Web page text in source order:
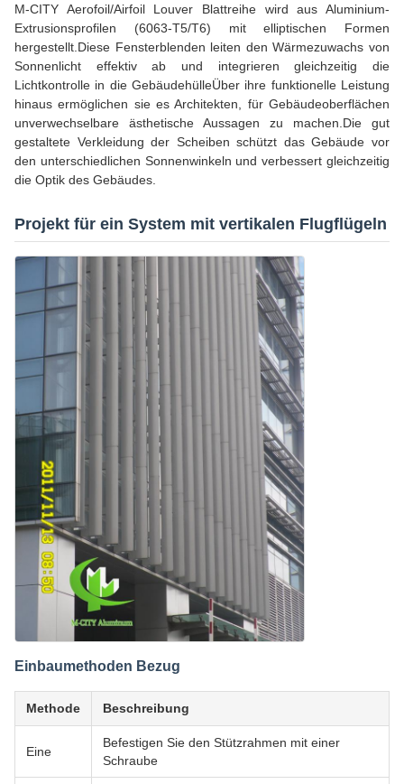
M-CITY Aerofoil/Airfoil Louver Blattreihe wird aus Aluminium-
Extrusionsprofilen (6063-T5/T6) mit elliptischen Formen
hergestellt.Diese Fensterblenden leiten den Wärmezuwachs von
Sonnenlicht effektiv ab und integrieren gleichzeitig die
Lichtkontrolle in die GebäudehülleÜber ihre funktionelle Leistung
hinaus ermöglichen sie es Architekten, für Gebäudeoberflächen
unverwechselbare ästhetische Aussagen zu machen.Die gut
gestaltete Verkleidung der Scheiben schützt das Gebäude vor
den unterschiedlichen Sonnenwinkeln und verbessert gleichzeitig
die Optik des Gebäudes.
Projekt für ein System mit vertikalen Flugflügeln
Einbaumethoden Bezug
Methode Beschreibung
Eine
Befestigen Sie den Stützrahmen mit einer
Schraube